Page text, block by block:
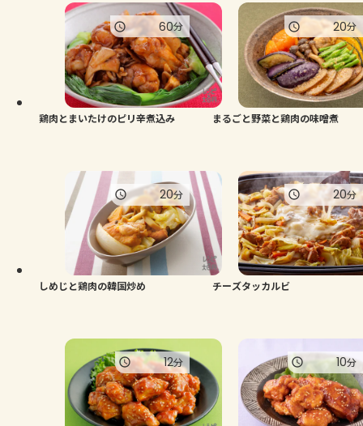
鶏肉とまいたけのピリ辛煮込み
60分
まるごと野菜と鶏肉の味噌煮
20分
しめじと鶏肉の韓国炒め
20分
チーズタッカルビ
20分
12分 10分